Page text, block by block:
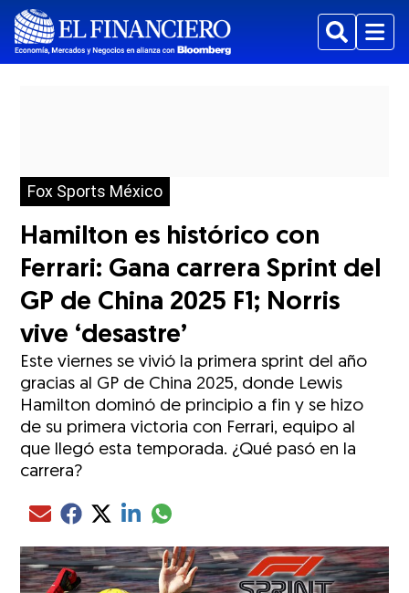
BuscarMenu
Fox Sports México
Hamilton es histórico con
Ferrari: Gana carrera Sprint del
GP de China 2025 F1; Norris
vive ‘desastre’
Este viernes se vivió la primera sprint del año
gracias al GP de China 2025, donde Lewis
Hamilton dominó de principio a fin y se hizo
de su primera victoria con Ferrari, equipo al
que llegó esta temporada. ¿Qué pasó en la
carrera?
Compartir el artículo actual mediante Email
Compartir el artículo actual mediante Facebook
Compartir el artículo actual mediante Twitter
Compartir el artículo actual mediante LinkedIn
Compartir el artículo actual mediante